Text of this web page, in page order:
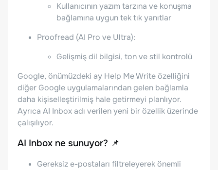
Kullanıcının yazım tarzına ve konuşma
bağlamına uygun tek tık yanıtlar
Proofread (AI Pro ve Ultra):
Gelişmiş dil bilgisi, ton ve stil kontrolü
Google, önümüzdeki ay Help Me Write özelliğini
diğer Google uygulamalarından gelen bağlamla
daha kişiselleştirilmiş hale getirmeyi planlıyor.
Ayrıca AI Inbox adı verilen yeni bir özellik üzerinde
çalışılıyor.
AI Inbox ne sunuyor? 📌
Gereksiz e-postaları filtreleyerek önemli